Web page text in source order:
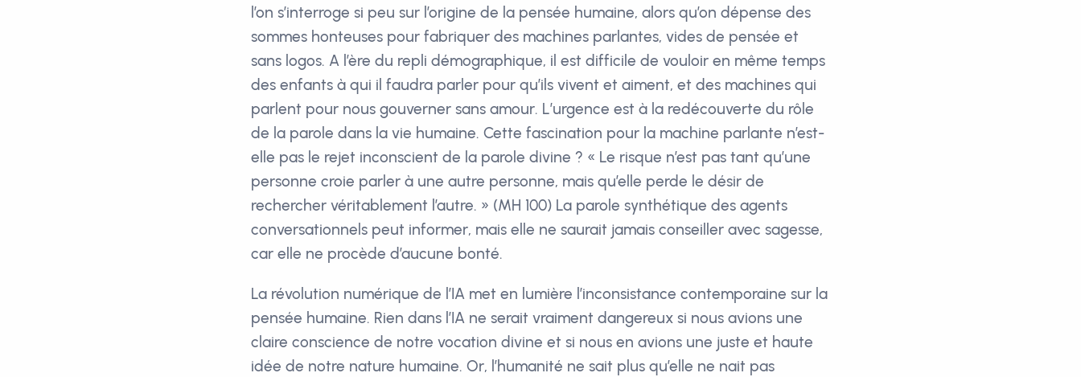
l’on s’interroge si peu sur l’origine de la pensée humaine, alors qu’on dépense des
sommes honteuses pour fabriquer des machines parlantes, vides de pensée et
sans logos. A l’ère du repli démographique, il est difficile de vouloir en même temps
des enfants à qui il faudra parler pour qu’ils vivent et aiment, et des machines qui
parlent pour nous gouverner sans amour. L’urgence est à la redécouverte du rôle
de la parole dans la vie humaine. Cette fascination pour la machine parlante n’est-
elle pas le rejet inconscient de la parole divine ? « Le risque n’est pas tant qu’une
personne croie parler à une autre personne, mais qu’elle perde le désir de
rechercher véritablement l’autre. » (MH 100) La parole synthétique des agents
conversationnels peut informer, mais elle ne saurait jamais conseiller avec sagesse,
car elle ne procède d’aucune bonté.
La révolution numérique de l’IA met en lumière l’inconsistance contemporaine sur la
pensée humaine. Rien dans l’IA ne serait vraiment dangereux si nous avions une
claire conscience de notre vocation divine et si nous en avions une juste et haute
idée de notre nature humaine. Or, l’humanité ne sait plus qu’elle ne nait pas